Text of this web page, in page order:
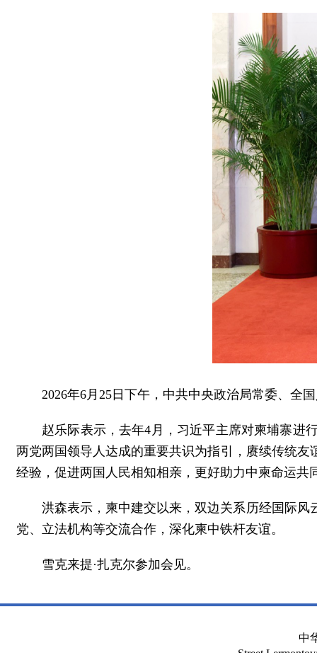
2026年6月25日下午，中共中央政治局常委、全
赵乐际表示，去年4月，习近平主席对柬埔寨进
两党两国领导人达成的重要共识为指引，赓续传统
经验，促进两国人民相知相亲，更好助力中柬命运共
洪森表示，柬中建交以来，双边关系历经国际
党、立法机构等交流合作，深化柬中铁杆友谊。
雪克来提·扎克尔参加会见。
中